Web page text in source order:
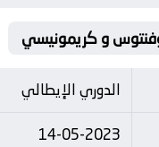
و كريمونيسي
الدوري الإيطالي
14-05-2023